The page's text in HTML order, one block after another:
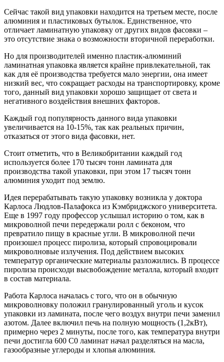
Сейчас такой вид упаковки находится на третьем месте, после
алюминия и пластиковых бутылок. Единственное, что
отличает ламинатную упаковку от других видов фасовки –
это отсутствие знака о возможности вторичной переработки.
Но для производителей именно пластик-алюминий
ламинатная упаковка является крайне привлекательной, так
как для её производства требуется мало энергии, она имеет
низкий вес, что сокращает расходы на транспортировку, кроме
того, данный вид упаковки хорошо защищает от света и
негативного воздействия внешних факторов.
Каждый год популярность данного вида упаковки
увеличивается на 10-15%, так как реальных причин,
отказаться от этого вида фасовки, нет.
Стоит отметить, что в Великобритании каждый год
используется более 170 тысяч тонн ламината для
производства такой упаковки, при этом 17 тысяч тонн
алюминия уходит под землю.
Идея перерабатывать такую упаковку возникла у доктора
Карлоса Людлов-Палафокса из Кэмбриджского университета.
Еще в 1997 году профессор услышал историю о том, как в
микроволной печи передержали ролл с беконом, что
превратило пищу в красные угли. В микроволной печи
произошел процесс пиролиза, который спровоцировали
микроволновые излучения. Под действием высоких
температур органические материалы разложились. В процессе
пиролиза происходи высвобождение металла, который входит
в состав материала.
Работа Карлоса началась с того, что он в обычную
микроволновку положил гранулированный уголь и кусок
упаковки из ламината, после чего воздух внутри печи заменил
азотом. Далее включил печь на полную мощность (1,2кВт),
примерно через 2 минуты, после того, как температура внутри
печи достигла 600 С0 ламинат начал разделяться на масла,
газообразные углероды и хлопья алюминия.